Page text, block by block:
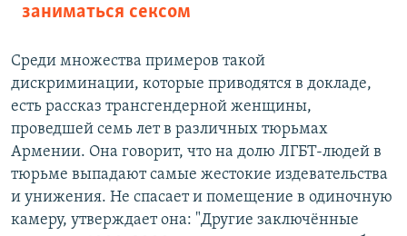
заниматься сексом
Среди множества примеров такой
дискриминации, которые приводятся в докладе,
есть рассказ трансгендерной женщины,
проведшей семь лет в различных тюрьмах
Армении. Она говорит, что на долю ЛГБТ-людей в
тюрьме выпадают самые жестокие издевательства
и унижения. Не спасает и помещение в одиночную
камеру, утверждает она: "Другие заключённые